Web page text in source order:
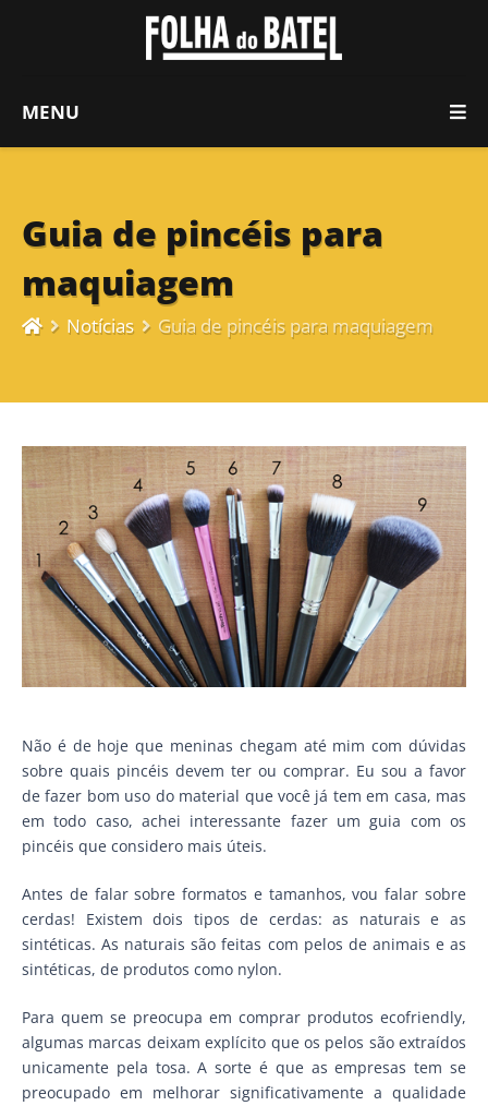
MENU
Guia de pincéis para
maquiagem
Notícias Guia de pincéis para maquiagem
Não é de hoje que meninas chegam até mim com dúvidas
sobre quais pincéis devem ter ou comprar. Eu sou a favor
de fazer bom uso do material que você já tem em casa, mas
em todo caso, achei interessante fazer um guia com os
pincéis que considero mais úteis.
Antes de falar sobre formatos e tamanhos, vou falar sobre
cerdas! Existem dois tipos de cerdas: as naturais e as
sintéticas. As naturais são feitas com pelos de animais e as
sintéticas, de produtos como nylon.
Para quem se preocupa em comprar produtos ecofriendly,
algumas marcas deixam explícito que os pelos são extraídos
unicamente pela tosa. A sorte é que as empresas tem se
preocupado em melhorar significativamente a qualidade